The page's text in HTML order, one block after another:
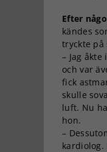
Efter
kändes
tryckte på
– Jag
och var
fick
skulle
luft. Nu
hon.
–
kardiolog.